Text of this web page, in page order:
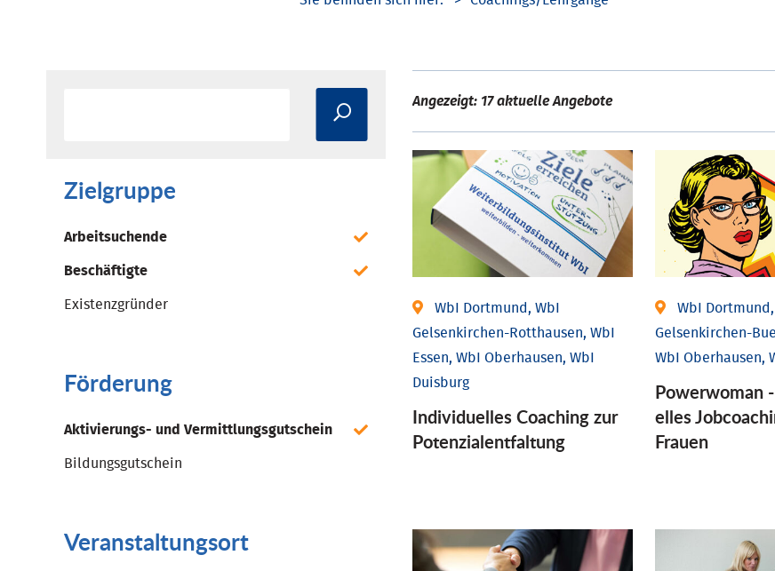
Zielgruppe
Arbeitsuchende
Beschäftigte
Existenzgründer
Förderung
Aktivierungs- und Vermittlungsgutschein
Bildungsgutschein
Veranstaltungsort
Angezeigt: 17 aktuelle Angebote
WbI Dortmund, WbI
Gelsenkirchen-Rotthausen, WbI
Essen, WbI Oberhausen, WbI
Duisburg
Individuelles Coaching zur
Potenzialentfaltung
WbI Dortmund,
Gelsenkirchen-
WbI Oberhausen,
Powerwoman
elles
Frauen